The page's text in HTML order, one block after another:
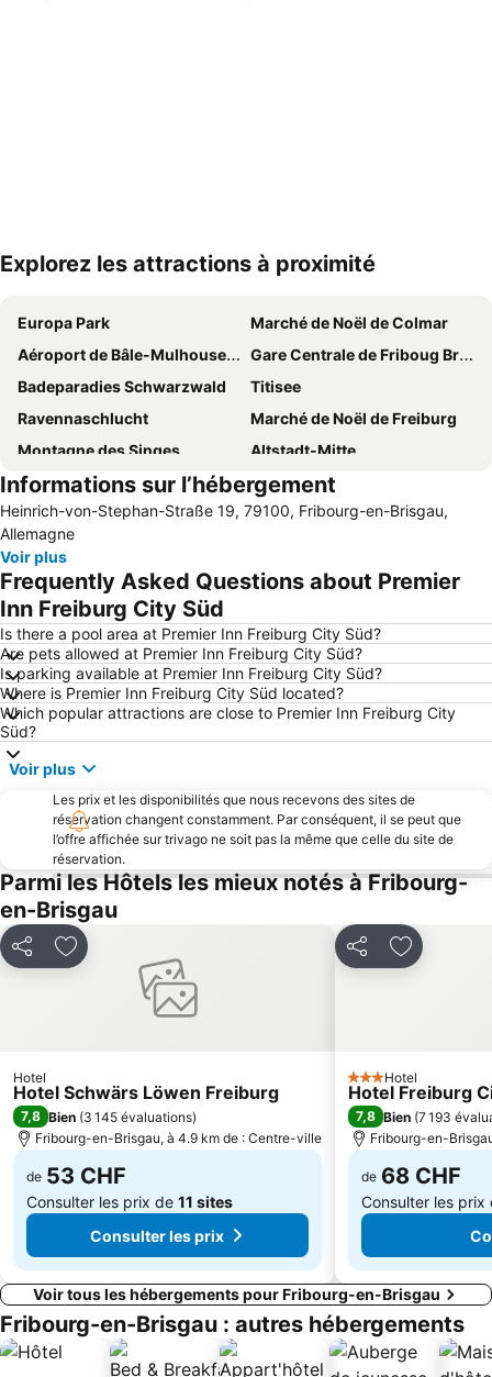
Explorez les attractions à proximité
Europa Park
Marché de Noël de Colmar
Aéroport de Bâle-Mulhouse-Fribourg
Gare Centrale de Friboug Breisgau
Badeparadies Schwarzwald
Titisee
Ravennaschlucht
Marché de Noël de Freiburg
Montagne des Singes
Altstadt-Mitte
Nägele
La Petite Venise
Schluchsee
AQUALON Therme
Centre
Feldberg
Seeblick
Fondation Beyeler
Cigoland - Parc des Cigognes et Attractions
Parc de la Forêt Noire
Canyon de Wutach
Steinwasen-Park
Stücki
Marché de Noël de Riquewihr
Kleinhüningen
Brauerei Rothaus
Kurpark Titisee
Gare Centrale de Mulhouse-Ville
Schauisland
Ancien Hôtel de Ville de Freiburg
Familienpark Funny-World
Belchen-Seilbahn
Cathédrale de Fribourg
Zoo de Mulhouse
Parc aquatique Laguna
Port de Bâle
Parc des Eaux Vives
Feldsee
Volerie des Aigles
Rodelbahn Saig-Titisee
Landhaus Ettenbühl
Informations sur l’hébergement
Heinrich-von-Stephan-Straße 19, 79100, Fribourg-en-Brisgau,
Allemagne
Voir plus
Frequently Asked Questions about Premier
Inn Freiburg City Süd
Is there a pool area at Premier Inn Freiburg City Süd?
Are pets allowed at Premier Inn Freiburg City Süd?
Is parking available at Premier Inn Freiburg City Süd?
Where is Premier Inn Freiburg City Süd located?
Which popular attractions are close to Premier Inn Freiburg City
Süd?
Voir plus
Les prix et les disponibilités que nous recevons des sites de
réservation changent constamment. Par conséquent, il se peut que
l’offre affichée sur trivago ne soit pas la même que celle du site de
réservation.
Parmi les Hôtels les mieux notés à Fribourg-
en-Brisgau
PartagerAjouter à mes favoris
Hotel
Hotel Schwärs Löwen Freiburg
7,8 Bien (3 145 évaluations)
Fribourg-en-Brisgau, à 4.9 km de : Centre-ville
de 53 CHF
Consulter les prix de 11 sites
Consulter les prix
PartagerAjouter à
3 Étoiles
Hotel
Hotel Freiburg
7,8 Bien (7 193
Fribourg-en-
de 68 CHF
Consulter les
Voir tous les hébergements pour Fribourg-en-Brisgau
Fribourg-en-Brisgau : autres hébergements